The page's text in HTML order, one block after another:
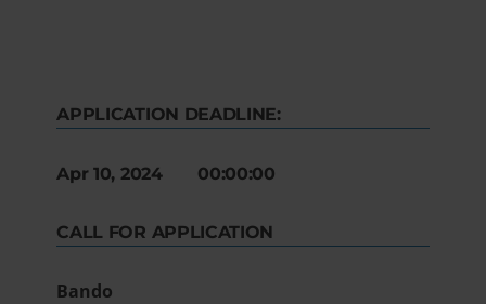
APPLICATION DEADLINE:
Apr 10, 2024 00:00:00
CALL FOR APPLICATION
Bando